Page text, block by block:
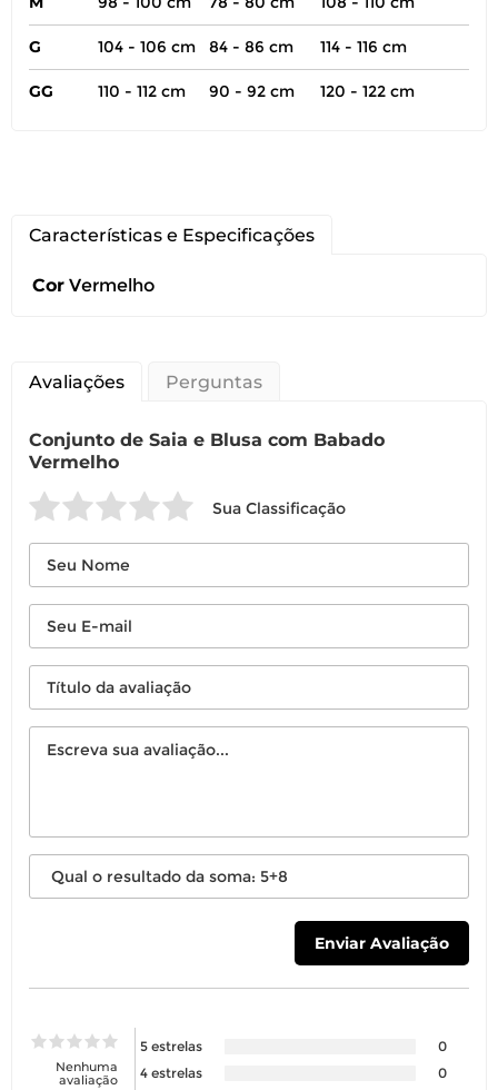
produto gratuitamente.
Você possui até 07 dias corridos, após o
G 104 - 106 cm 84 - 86 cm 114 - 116 cm
GG 110 - 112 cm 90 - 92 cm 120 - 122 cm
Características e Especificações
Cor Vermelho
Avaliações Perguntas
Conjunto de Saia e Blusa com Babado
Vermelho
Sua Classificação
Nenhuma
avaliação
5 estrelas
0
4 estrelas
0